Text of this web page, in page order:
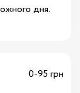
дня.
0-95 грн